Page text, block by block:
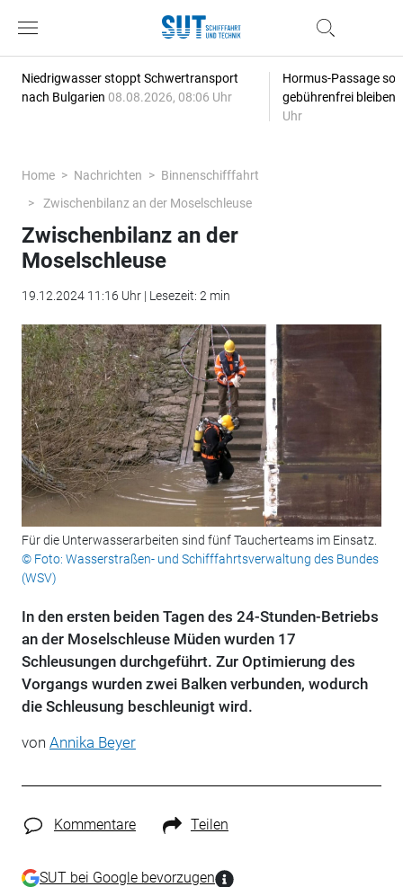
Niedrigwasser stoppt Schwertransport
nach Bulgarien 08.08.2026, 08:06 Uhr
Hormus-Passage
gebührenfrei bleiben
Uhr
Home Nachrichten
Binnenschifffahrt
Zwischenbilanz an der Moselschleuse
Zwischenbilanz an der
Moselschleuse
19.12.2024 11:16 Uhr | Lesezeit: 2 min
Für die Unterwasserarbeiten sind fünf Taucherteams im Einsatz.
© Foto: Wasserstraßen- und Schifffahrtsverwaltung des Bundes
(WSV)
In den ersten beiden Tagen des 24-Stunden-Betriebs
an der Moselschleuse Müden wurden 17
Schleusungen durchgeführt. Zur Optimierung des
Vorgangs wurden zwei Balken verbunden, wodurch
die Schleusung beschleunigt wird.
von Annika Beyer
Kommentare Teilen
SUT bei Google bevorzugen